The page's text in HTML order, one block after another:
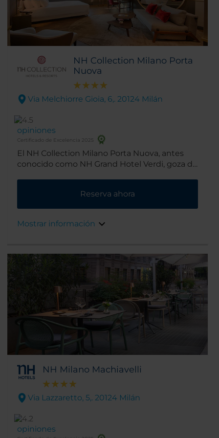
NH Collection Milano Porta
Nuova
Via Melchiorre Gioia, 6,. 20124 Milán
opiniones
Certificado de Excelencia 2025
El NH Collection Milano Porta Nuova, antes
conocido como NH Grand Hotel Verdi, goza de
ciudad. El centro de Milán se encuentra a un
corto paseo y resulta muy fácil desplazarse
metro y conexiones ferroviarias cercanas.
Reserva ahora
Mostrar información
NH Milano Machiavelli
Via Lazzaretto, 5,. 20124 Milán
opiniones